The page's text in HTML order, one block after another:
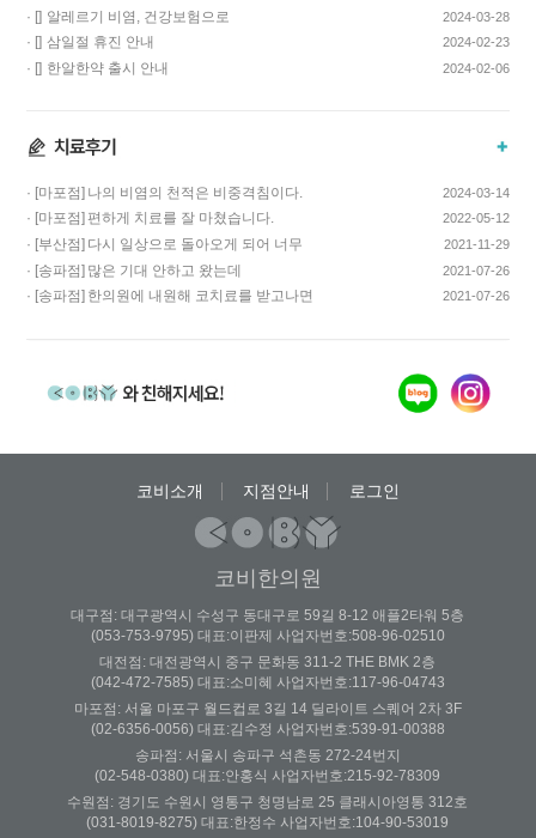
· [] 알레르기 비염, 건강보험으로
치료하고 비용…
2024-03-28
· [] 삼일절 휴진 안내 2024-02-23
· [] 한알한약 출시 안내 2024-02-06
· [마포점] 나의 비염의 천적은 비중격침이다. 2024-03-14
· [마포점] 편하게 치료를 잘 마쳤습니다. 2022-05-12
· [부산점] 다시 일상으로 돌아오게 되어 너무
기쁩니다…
2021-11-29
· [송파점] 많은 기대 안하고 왔는데
코스요리처럼 이어…
2021-07-26
· [송파점] 한의원에 내원해 코치료를 받고나면
2021-07-26
코비소개 지점안내 로그인
코비한의원
대구점: 대구광역시 수성구 동대구로 59길 8-12 애플2타워 5층
(053-753-9795) 대표:이판제 사업자번호:508-96-02510
대전점: 대전광역시 중구 문화동 311-2 THE BMK 2층
(042-472-7585) 대표:소미혜 사업자번호:117-96-04743
마포점: 서울 마포구 월드컵로 3길 14 딜라이트 스퀘어 2차 3F
(02-6356-0056) 대표:김수정 사업자번호:539-91-00388
송파점: 서울시 송파구 석촌동 272-24번지
(02-548-0380) 대표:안홍식 사업자번호:215-92-78309
수원점: 경기도 수원시 영통구 청명남로 25 클래시아영통 312호
(031-8019-8275) 대표:한정수 사업자번호:104-90-53019